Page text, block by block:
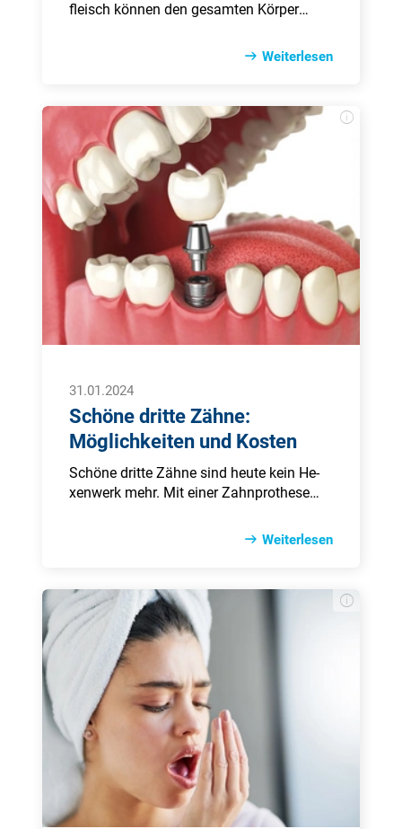
fleisch kön­nen den ge­sam­ten Kör­per
Er­kran­kun­gen wie Ka­ries und Pa­ro­don­ti­tis
den Bak­te­ri­en un­ter Um­stän­den im gan­
zen Or­ga­nis­mus aus. Die Fol­gen kön­nen
sich in Form von Lun­gen­ent­zün­dun­gen,
Rü­cken- und Na­cken­schmer­zen bis hin
zum Herz­in­farkt oder Schlag­an­fall zei­
gen.
Weiterlesen
31.01.2024
Schöne dritte Zähne:
Möglichkeiten und Kosten
Schö­ne drit­te Zäh­ne sind heu­te kein He­
xen­werk mehr. Mit ei­ner Zahn­pro­the­se
cher­heit beim Spre­chen und Es­sen, ob­
ten der Kie­fer­chi­rur­gie mit Im­plan­ta­ten
rei­chen noch sehr viel wei­ter. Al­ler­dings
über­nimmt die Kran­ken­kasse nur ei­ne Re­
gel­ver­sor­gung, das heißt schö­ne Zäh­ne
muss man sich leis­ten kön­nen. Re­gel­mä­
ßi­ge Vor­sor­ge und Zahn­pfle­ge hel­fen, die
Zahn­sub­stanz lan­ge zu er­hal­ten und ein
gut ge­führ­tes Bo­nus­heft so­wie ei­ne pri­va­
te Zahn­zu­satz­ver­si­che­rung kön­nen die
Zu­satz­kos­ten ein­däm­men.
Weiterlesen